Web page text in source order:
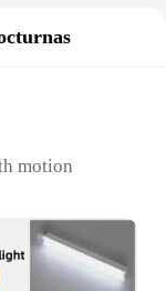
motion
various